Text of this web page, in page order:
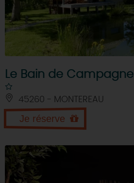
Le Bain de Campagne
45260 - MONTEREAU
Je réserve